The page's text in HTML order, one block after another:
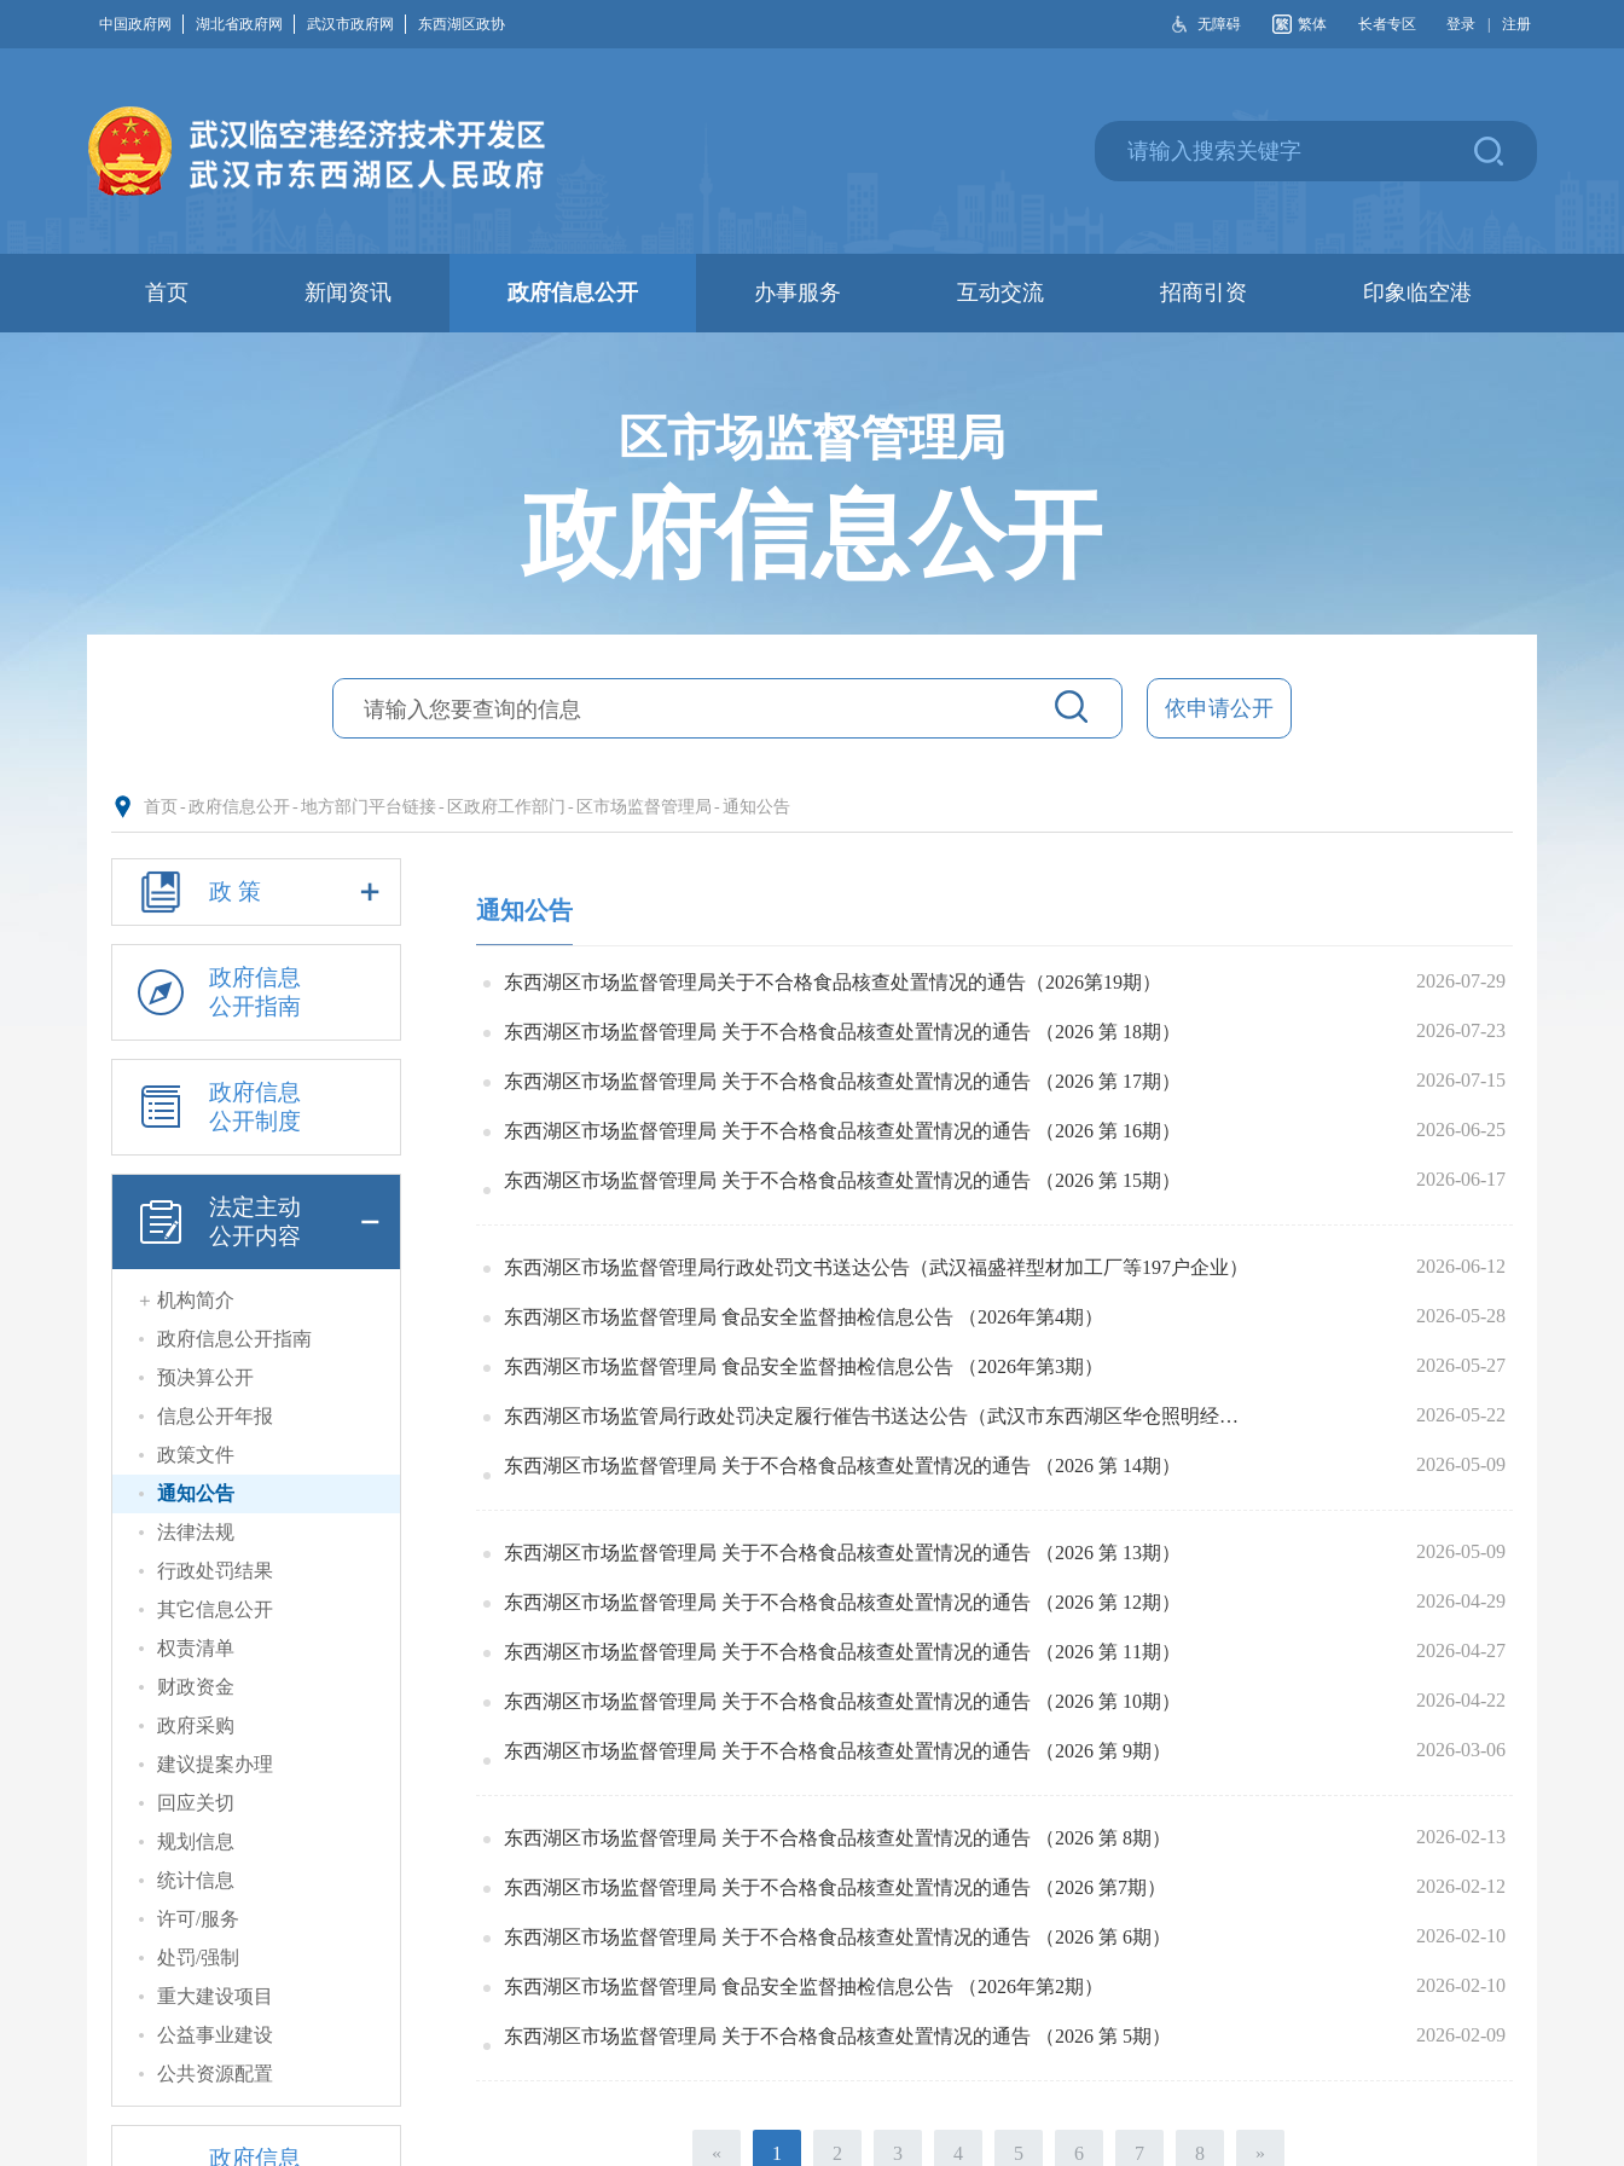
中国政府网 湖北省政府网 武汉市政府网 东西湖区政协 无障碍 繁体 长者专区 登录 注册
首页 新闻资讯 政府信息公开 办事服务 互动交流 招商引资 印象临空港
区市场监督管理局
政府信息公开
依申请公开
首页 - 政府信息公开- 地方部门平台链接- 区政府工作部门 - 区市场监督管理局 - 通知公告
政 策
政府信息
公开指南
政府信息
公开制度
法定主动
公开内容
机构简介
政府信息公开指南
预决算公开
信息公开年报
政策文件
通知公告
法律法规
行政处罚结果
其它信息公开
权责清单
财政资金
政府采购
建议提案办理
回应关切
规划信息
统计信息
许可/服务
处罚/强制
重大建设项目
公益事业建设
公共资源配置
政府信息
通知公告
东西湖区市场监督管理局关于不合格食品核查处置情况的通告（2026第19期） 2026-07-29
东西湖区市场监督管理局 关于不合格食品核查处置情况的通告 （2026 第 18期） 2026-07-23
东西湖区市场监督管理局 关于不合格食品核查处置情况的通告 （2026 第 17期） 2026-07-15
东西湖区市场监督管理局 关于不合格食品核查处置情况的通告 （2026 第 16期） 2026-06-25
东西湖区市场监督管理局 关于不合格食品核查处置情况的通告 （2026 第 15期） 2026-06-17
东西湖区市场监督管理局行政处罚文书送达公告（武汉福盛祥型材加工厂等197户企业） 2026-06-12
东西湖区市场监督管理局 食品安全监督抽检信息公告 （2026年第4期） 2026-05-28
东西湖区市场监督管理局 食品安全监督抽检信息公告 （2026年第3期） 2026-05-27
东西湖区市场监管局行政处罚决定履行催告书送达公告（武汉市东西湖区华仓照明经营部） 2026-05-22
东西湖区市场监督管理局 关于不合格食品核查处置情况的通告 （2026 第 14期） 2026-05-09
东西湖区市场监督管理局 关于不合格食品核查处置情况的通告 （2026 第 13期） 2026-05-09
东西湖区市场监督管理局 关于不合格食品核查处置情况的通告 （2026 第 12期） 2026-04-29
东西湖区市场监督管理局 关于不合格食品核查处置情况的通告 （2026 第 11期） 2026-04-27
东西湖区市场监督管理局 关于不合格食品核查处置情况的通告 （2026 第 10期） 2026-04-22
东西湖区市场监督管理局 关于不合格食品核查处置情况的通告 （2026 第 9期） 2026-03-06
东西湖区市场监督管理局 关于不合格食品核查处置情况的通告 （2026 第 8期） 2026-02-13
东西湖区市场监督管理局 关于不合格食品核查处置情况的通告 （2026 第7期） 2026-02-12
东西湖区市场监督管理局 关于不合格食品核查处置情况的通告 （2026 第 6期） 2026-02-10
东西湖区市场监督管理局 食品安全监督抽检信息公告 （2026年第2期） 2026-02-10
东西湖区市场监督管理局 关于不合格食品核查处置情况的通告 （2026 第 5期） 2026-02-09
« 1 2 3 4 5 6 7 8 »